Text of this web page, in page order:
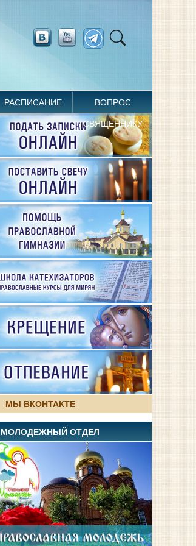
РАСПИСАНИЕ ВОПРОС
СВЯЩЕННИКУ
МЫ ВКОНТАКТЕ
МОЛОДЕЖНЫЙ ОТДЕЛ